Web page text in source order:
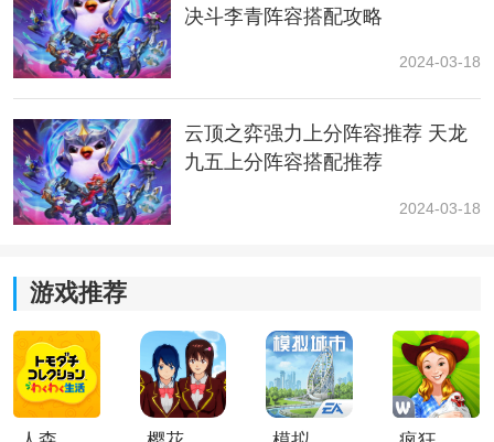
4、死神
[死神]的技能可以暴击，并获得暴击几率。对敌人施加流
决斗李青阵容搭配攻略
2024-03-18
云顶之弈强力上分阵容推荐 天龙
九五上分阵容搭配推荐
2024-03-18
游戏推荐